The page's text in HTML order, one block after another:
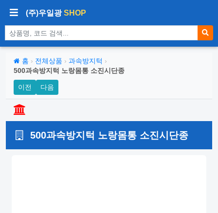
(주)우일광SHOP
상품 검색
홈 › 전체상품 › 과속방지턱 ›
500과속방지턱 노랑몸통 소진시단종
이전 다음
500과속방지턱 노랑몸통 소진시단종